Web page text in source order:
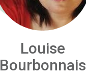
Louise
Bourbonnais